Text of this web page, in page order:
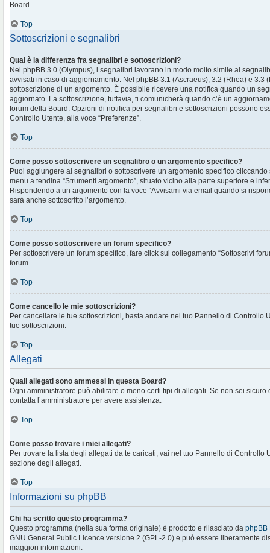
Board.
Top
Sottoscrizioni e segnalibri
Qual è la differenza fra segnalibri e sottoscrizioni?
Nel phpBB 3.0 (Olympus), i segnalibri lavorano in modo molto simile ai
avvisati in caso di aggiornamento. Nel phpBB 3.1 (Ascraeus), 3.2 (Rhea) e 3.3
sottoscrizione di un argomento. È possibile ricevere una notifica quando un
aggiornato. La sottoscrizione, tuttavia, ti comunicherà quando c’è un
forum della Board. Opzioni di notifica per segnalibri e sottoscrizioni possono
Controllo Utente, alla voce “Preferenze”.
Top
Come posso sottoscrivere un segnalibro o un argomento specifico?
Puoi aggiungere ai segnalibri o sottoscrivere un argomento specifico
menu a tendina “Strumenti argomento”, situato vicino alla parte superiore e
Rispondendo a un argomento con la voce “Avvisami via email quando si
sarà anche sottoscritto l’argomento.
Top
Come posso sottoscrivere un forum specifico?
Per sottoscrivere un forum specifico, fare click sul collegamento “Sottoscrivi
forum.
Top
Come cancello le mie sottoscrizioni?
Per cancellare le tue sottoscrizioni, basta andare nel tuo Pannello di Controllo
tue sottoscrizioni.
Top
Allegati
Quali allegati sono ammessi in questa Board?
Ogni amministratore può abilitare o meno certi tipi di allegati. Se non sei sicuro
contatta l’amministratore per avere assistenza.
Top
Come posso trovare i miei allegati?
Per trovare la lista degli allegati da te caricati, vai nel tuo Pannello di Controllo
sezione degli allegati.
Top
Informazioni su phpBB
Chi ha scritto questo programma?
Questo programma (nella sua forma originale) è prodotto e rilasciato da phpBB
GNU General Public Licence versione 2 (GPL-2.0) e può essere liberamente
maggiori informazioni.